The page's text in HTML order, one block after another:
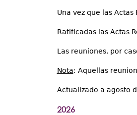
Una vez que las
Ratificadas las Actas
Las reuniones, por
Nota: Aquellas
Actualizado a agosto
2026